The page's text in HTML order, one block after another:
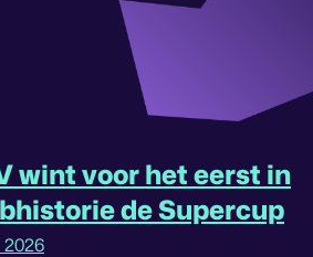
wint voor het eerst in
de Supercup
2026